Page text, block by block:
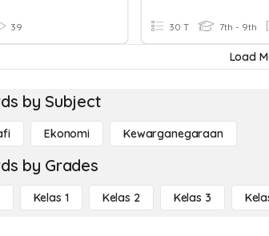
39 30 T 7th - 9th
Load
by Subject
Ekonomi Kewarganegaraan
by Grades
Kelas 1 Kelas 2 Kelas 3